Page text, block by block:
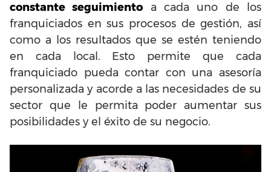
constante seguimiento a cada uno de los
franquiciados en sus procesos de gestión, así
como a los resultados que se estén teniendo
en cada local. Esto permite que cada
franquiciado pueda contar con una asesoría
personalizada y acorde a las necesidades de su
sector que le permita poder aumentar sus
posibilidades y el éxito de su negocio.